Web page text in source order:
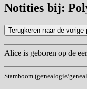
Notities bij:
Alice is geboren op de
Stamboom (genealogie/